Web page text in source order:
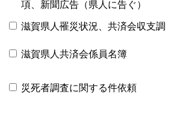
項、新聞広告（県人に告ぐ）
滋賀県人罹災状況、共済会収支調
滋賀県人共済会係員名簿
災死者調査に関する件依頼